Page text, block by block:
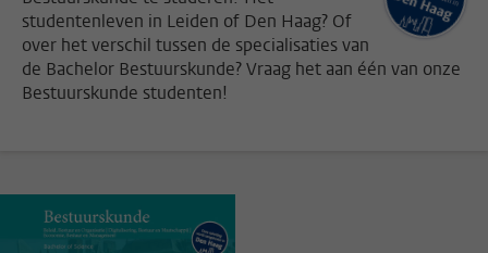
studentenleven in Leiden of Den Haag? Of
over het verschil tussen de specialisaties van
de Bachelor Bestuurskunde? Vraag het aan één van onze
Bestuurskunde studenten!